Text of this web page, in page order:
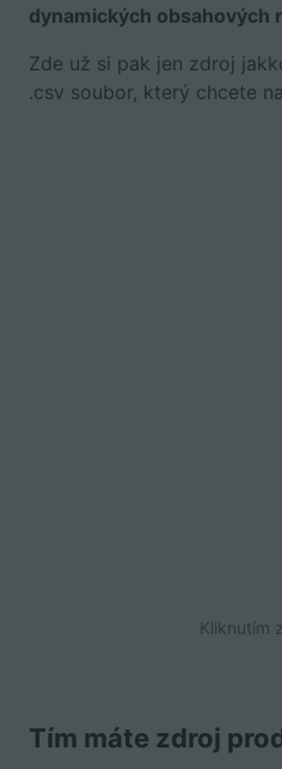
dynamických obsahových
Zde už si pak jen zdroj
.csv soubor, který chcete
Kliknutím
Tím máte zdroj